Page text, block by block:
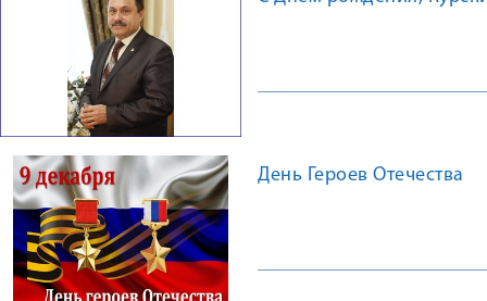
День Героев Отечества